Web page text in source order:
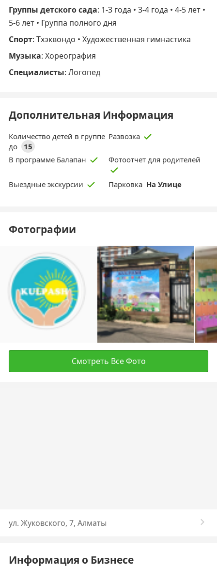
Группы детского сада: 1-3 года • 3-4 года • 4-5 лет •
5-6 лет • Группа полного дня
Спорт: Тхэквондо • Художественная гимнастика
Музыка: Хореография
Специалисты: Логопед
Дополнительная Информация
Количество детей в группе
до
15
Развозка
В программе Балапан Фотоотчет для родителей
Выездные экскурсии Парковка На Улице
Фотографии
Смотреть Все Фото
ул. Жуковского, 7, Алматы
Информация о Бизнесе